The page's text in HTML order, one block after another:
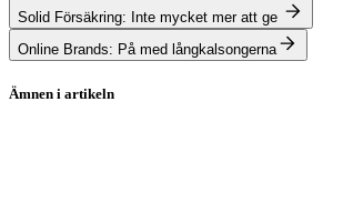
Solid Försäkring: Inte mycket mer att ge
Online Brands: På med långkalsongerna
Ämnen i artikeln